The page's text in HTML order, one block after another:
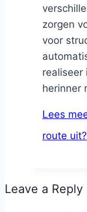
zorgen
voor
realiseer
herinner
Lees
route uit?
Leave a Reply